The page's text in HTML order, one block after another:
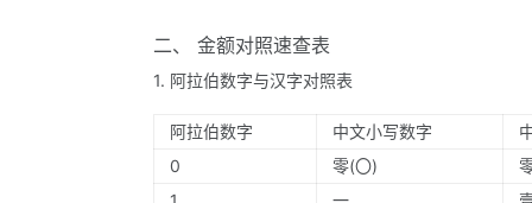
二、 金额对照速查表
1. 阿拉伯数字与汉字对照表
阿拉伯数字 中文小写数字
0
零(〇)